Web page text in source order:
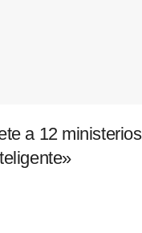
a 12 ministerios